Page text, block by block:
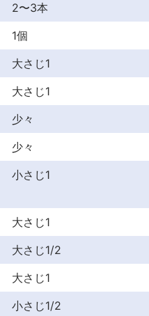
2〜3本
1個
大さじ1
大さじ1
少々
少々
小さじ1
大さじ1
大さじ1/2
大さじ1
小さじ1/2